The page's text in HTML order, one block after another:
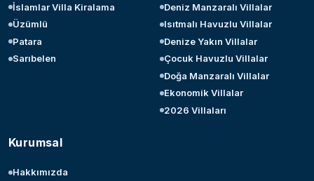
İslamlar Villa Kiralama
Üzümlü
Patara
Sarıbelen
Deniz Manzaralı Villalar
Isıtmalı Havuzlu Villalar
Denize Yakın Villalar
Çocuk Havuzlu Villalar
Doğa Manzaralı Villalar
Ekonomik Villalar
2026 Villaları
Kurumsal
Hakkımızda